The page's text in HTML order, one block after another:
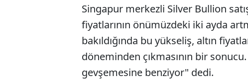
Singapur merkezli Silver Bullion
fiyatlarının önümüzdeki iki ayda
bakıldığında bu yükseliş, altın
döneminden çıkmasının bir
gevşemesine benziyor" dedi.